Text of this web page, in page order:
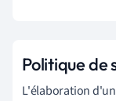
Politique de
L'élaboration